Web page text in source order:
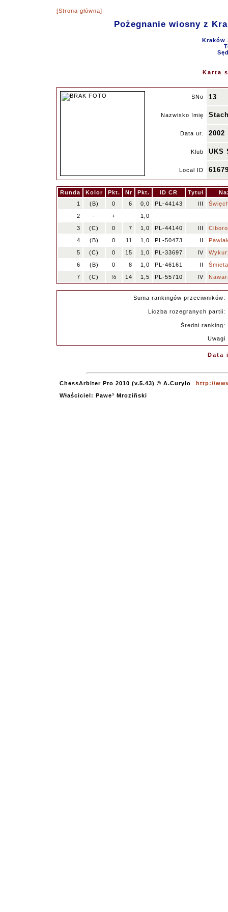
[Strona główna]
Pożegnanie wiosny z
Kraków
Karta
SNo 13
Nazwisko Imię
Data ur. 2002
Klub UKS
Local ID
Runda Kolor Pkt. Nr Pkt. ID CR Tytuł
1
(B) 0 6 0,0 PL-44143 III
2
- +
1,0
3
(C) 0 7 1,0 PL-44140 III
4
(B) 0 11 1,0 PL-50473 II
5
(C) 0 15 1,0 PL-33697 IV
6
(B) 0 8 1,0 PL-46161 II
7
(C) ½ 14 1,5 PL-55710 IV
Suma rankingów przeciwników:
Liczba rozegranych partii:
Średni ranking:
Uwagi
Data
ChessArbiter Pro 2010 (v.5.43) © A.Curyło
http://
Właściciel: Pawe³ Mroziñski